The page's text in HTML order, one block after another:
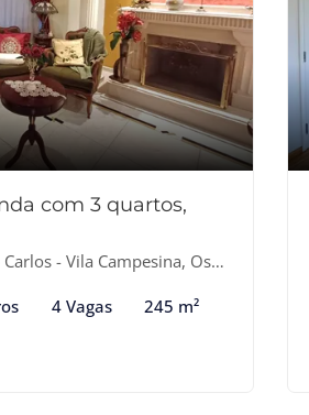
com 3 quartos,
- Vila Campesina, Osasco-SP
4 Vagas 245 m²